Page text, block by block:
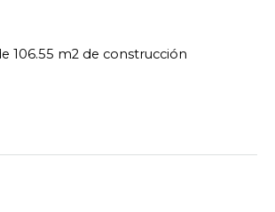
106.55 m2 de construcción
niveles